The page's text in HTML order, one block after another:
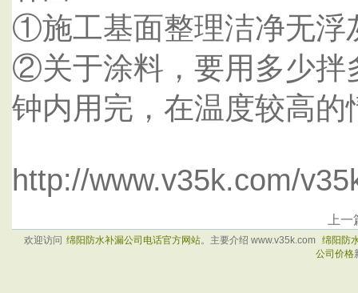
①施工基面整理洁净无浮
②关于涂料，要用多少拌
钟内用完，在温度较高
http://www.v35k.com/
上
欢迎访问 绵阳防水补漏公司电话官方网站。主要介绍 www.v35k.com 绵阳防
公司价格